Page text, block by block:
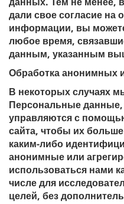
дали свое согласие на
информации, вы
любое время,
данным, указанным
Обработка анонимных
В некоторых случаях
Персональные
управляются с
сайта, чтобы их
каким-либо
анонимные или
использоваться нами
числе для
целей, без